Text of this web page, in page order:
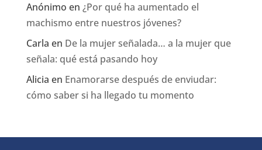
Anónimo en ¿Por qué ha aumentado el
machismo entre nuestros jóvenes?
Carla en De la mujer señalada… a la mujer que
señala: qué está pasando hoy
Alicia en Enamorarse después de enviudar:
cómo saber si ha llegado tu momento